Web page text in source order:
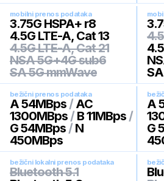
mobilni prenos podataka
3.75G HSPA+ r8
4.5G LTE-A, Cat 13
4.5G LTE-A, Cat 21
NSA 5G+4G sub6
SA 5G mmWave
bežični prenos podataka
A 54MBps / AC
1300MBps / B 11MBps /
G 54MBps / N
450MBps
A
G
bežični lokalni prenos podataka
Bluetooth 5.1